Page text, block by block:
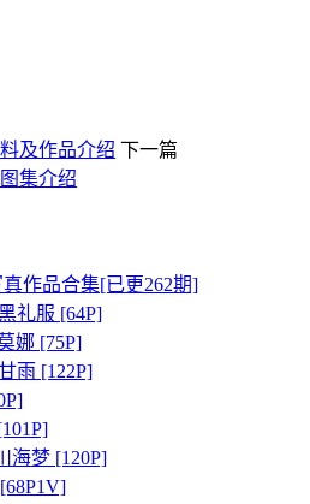
及作品介绍 下一篇
集介绍
真作品合集[已更262期]
礼服 [64P]
娜 [75P]
雨 [122P]
海梦 [120P]